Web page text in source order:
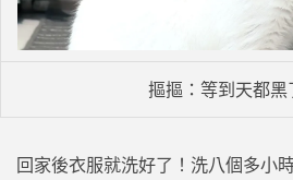
摳摳：等到天都
回家後衣服就洗好了！洗八個多小